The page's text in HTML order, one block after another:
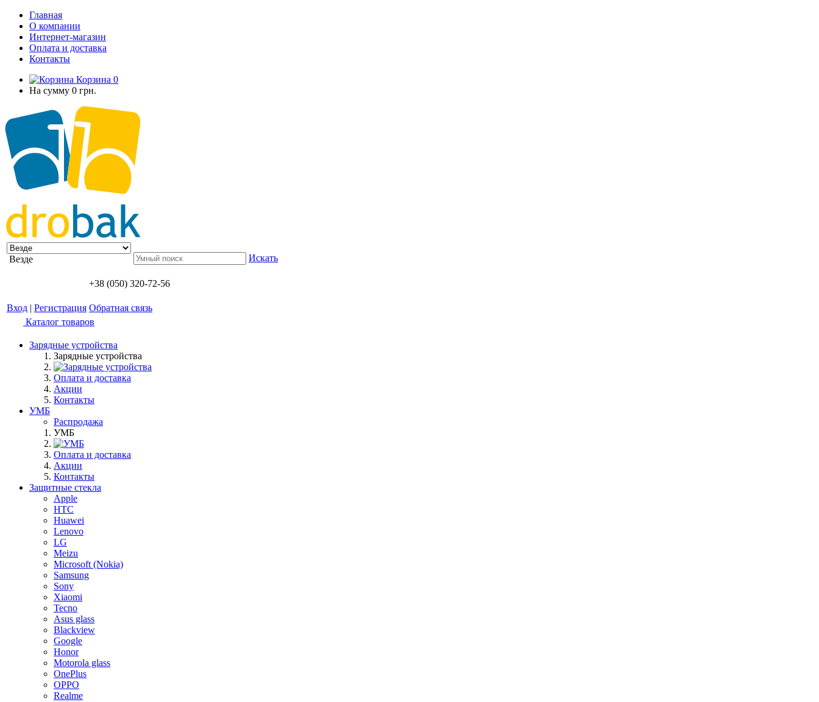
Главная
О компании
Интернет-магазин
Оплата и доставка
Контакты
Корзина 0
На сумму 0 грн.
Везде Искать
+38 (050) 320-72-56
Вход | Регистрация Обратная связь
Каталог товаров
Зарядные устройства
Зарядные устройства
Оплата и доставка
Акции
Контакты
УМБ
Распродажа
УМБ
Оплата и доставка
Акции
Контакты
Защитные стекла
Apple
HTC
Huawei
Lenovo
LG
Meizu
Microsoft (Nokia)
Samsung
Sony
Xiaomi
Tecno
Asus glass
Blackview
Google
Honor
Motorola glass
OnePlus
OPPO
Realme